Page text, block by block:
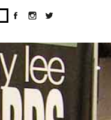
10/d43051023/htdocs/